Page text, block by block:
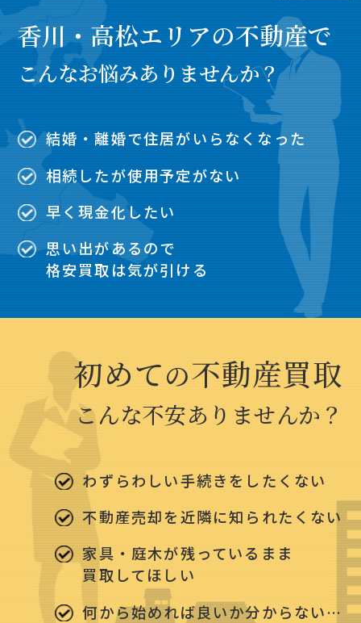
香川・高松エリアの不動産で
こんなお悩みありませんか？
結婚・離婚で住居がいらなくなった
相続したが使用予定がない
早く現金化したい
思い出があるので
格安買取は気が引ける
初めての不動産買取
こんな不安ありませんか？
わずらわしい手続きをしたくない
不動産売却を近隣に知られたくない
家具・庭木が残っているまま
買取してほしい
何から始めれば良いか分からない…